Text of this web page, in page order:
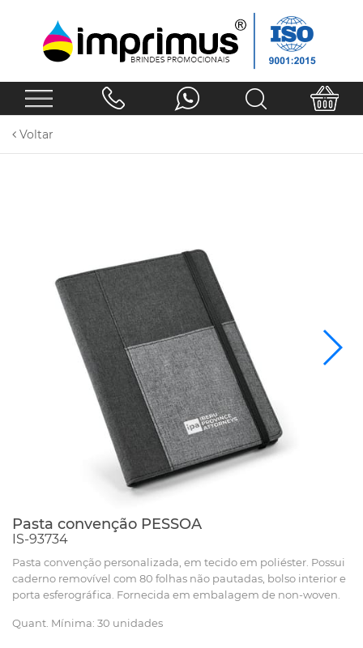
Voltar
Pasta convenção PESSOA
IS-93734
Pasta convenção personalizada, em tecido em poliéster. Possui
caderno removível com 80 folhas não pautadas, bolso interior e
porta esferográfica. Fornecida em embalagem de non-woven.
Quant. Mínima: 30 unidades